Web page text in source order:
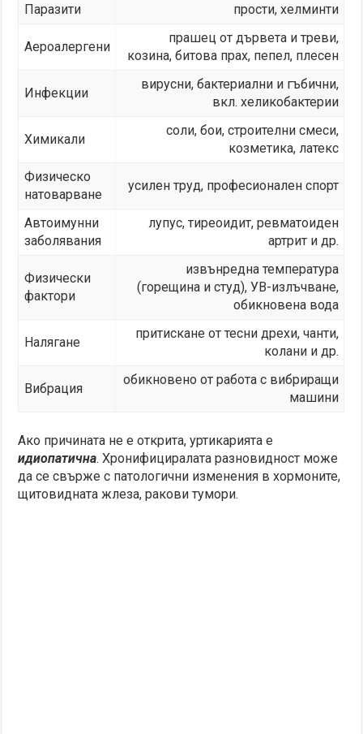
Паразити прости, хелминти
Аероалергени
прашец от дървета и треви,
козина, битова прах, пепел, плесен
Инфекции
вирусни, бактериални и гъбични,
вкл. хеликобактерии
Химикали
соли, бои, строителни смеси,
козметика, латекс
Физическо
натоварване
усилен труд, професионален спорт
Автоимунни
заболявания
лупус, тиреоидит, ревматоиден
артрит и др.
Физически
фактори
извънредна температура
(горещина и студ), УВ-излъчване,
обикновена вода
Налягане
притискане от тесни дрехи, чанти,
колани и др.
Вибрация
обикновено от работа с вибриращи
машини
Ако причината не е открита, уртикарията е
идиопатична. Хронифициралата разновидност може
да се свърже с патологични изменения в хормоните,
щитовидната жлеза, ракови тумори.